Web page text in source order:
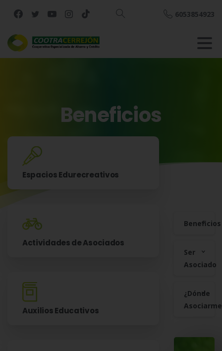
Buscar
6053854923
Beneficios
Espacios Edurecreativos
Actividades de Asociados
Auxilios Educativos
Beneficios
Ser
Asociado
¿Dónde